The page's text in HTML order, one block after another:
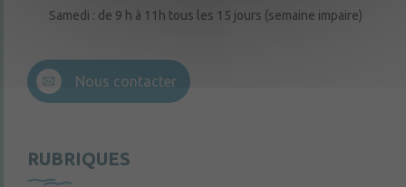
Samedi : de 9 h à 11h tous les 15 jours (semaine impaire)
Nous contacter
RUBRIQUES